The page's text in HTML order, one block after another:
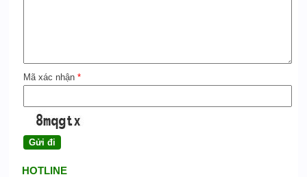
Mã xác nhận *
HOTLINE